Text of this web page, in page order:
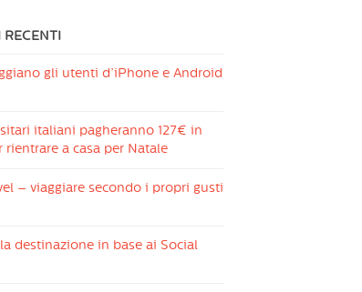
RECENTI
gli utenti d’iPhone e Android
italiani pagheranno 127€ in
rientrare a casa per Natale
– viaggiare secondo i propri gusti
destinazione in base ai Social